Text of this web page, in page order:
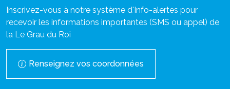
Inscrivez-vous à notre système d'Info-alertes pour
recevoir les informations importantes (SMS ou appel) de
la Le Grau du Roi
Renseignez vos coordonnées